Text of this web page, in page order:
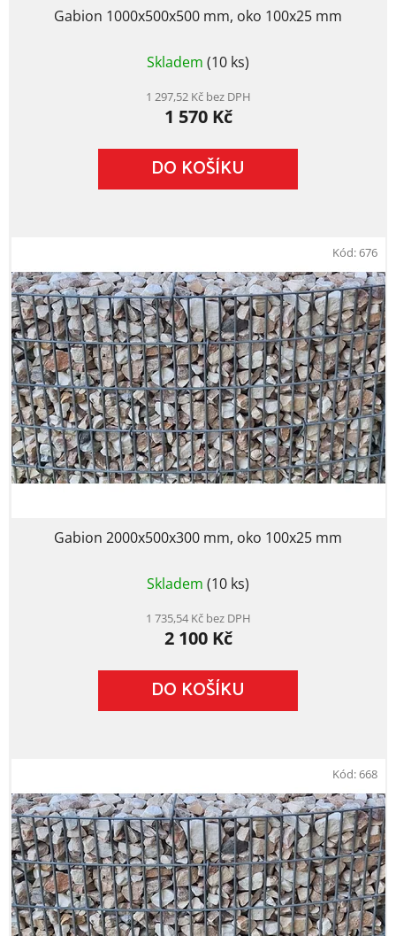
Gabion 1000x500x500 mm, oko 100x25 mm
Skladem (10 ks)
1 297,52 Kč bez DPH
1 570 Kč
DO KOŠÍKU
Gabion 2000x500x300 mm, oko 100x25 mm
Skladem (10 ks)
1 735,54 Kč bez DPH
2 100 Kč
DO KOŠÍKU
Kód:676
Kód:668